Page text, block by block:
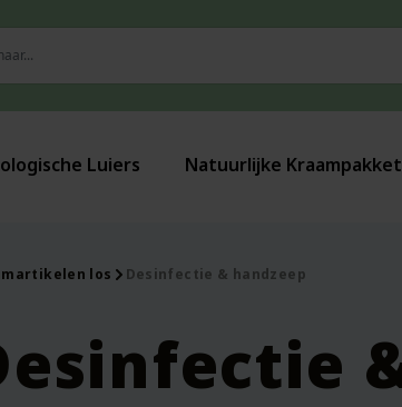
Luiers Natuurlijke
los Desinfectie & handzeep